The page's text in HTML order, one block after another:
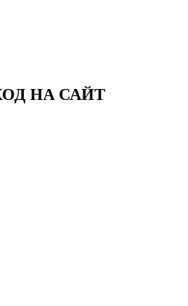
НА САЙТ